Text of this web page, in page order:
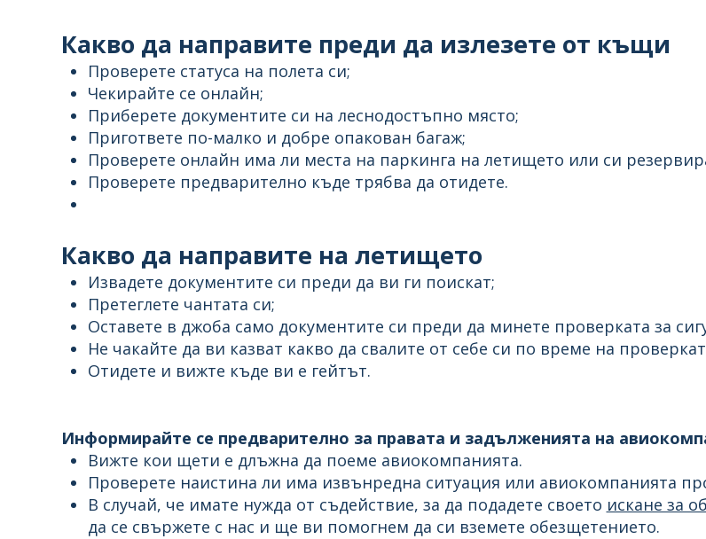
Какво да направите преди да излезете от къщи
Проверете статуса на полета си;
Чекирайте се онлайн;
Приберете документите си на леснодостъпно място;
Пригответе по-малко и добре опакован багаж;
Проверете онлайн има ли места на паркинга на летището или си
Проверете предварително къде трябва да отидете.
Какво да направите на летището
Извадете документите си преди да ви ги поискат;
Претеглете чантата си;
Оставете в джоба само документите си преди да минете проверката за
Не чакайте да ви казват какво да свалите от себе си по време на
Отидете и вижте къде ви е гейтът.
Информирайте се предварително за правата и задълженията на
Вижте кои щети е длъжна да поеме авиокомпанията.
Проверете наистина ли има извънредна ситуация или авиокомпанията
В случай, че имате нужда от съдействие, за да подадете своето искане за
да се свържете с нас и ще ви помогнем да си вземете обезщетението.